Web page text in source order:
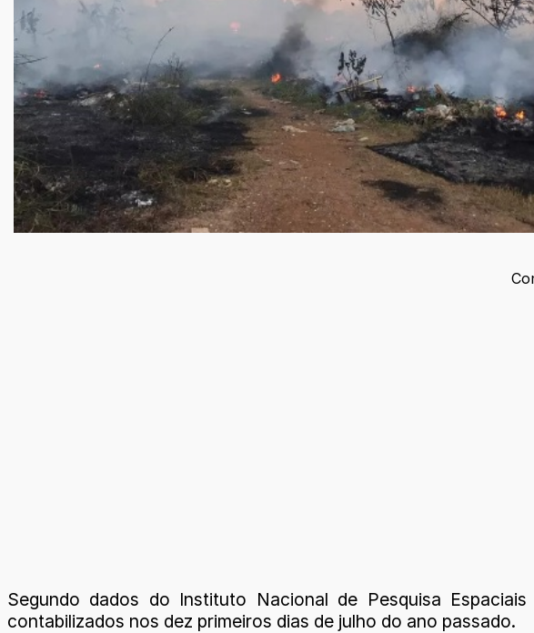
Segundo dados do Instituto Nacional de Pesquisa
contabilizados nos dez primeiros dias de julho do ano passado.